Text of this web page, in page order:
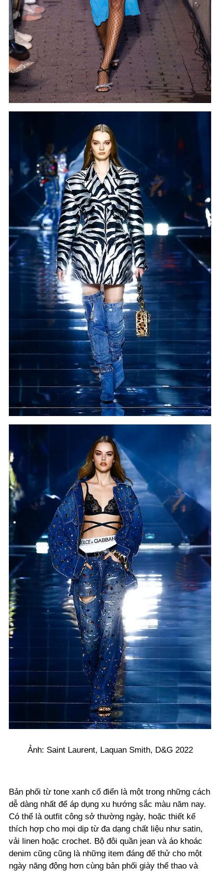
Ảnh: Saint Laurent, Laquan Smith, D&G 2022
Bản phối từ tone xanh cổ điển là một trong những cách
dễ dàng nhất để áp dụng xu hướng sắc màu năm nay.
Có thể là outfit công sở thường ngày, hoặc thiết kế
thích hợp cho mọi dịp từ đa dạng chất liệu như satin,
vải linen hoặc crochet. Bộ đôi quần jean và áo khoác
denim cũng cũng là những item đáng để thử cho một
ngày năng động hơn cùng bản phối giày thể thao và